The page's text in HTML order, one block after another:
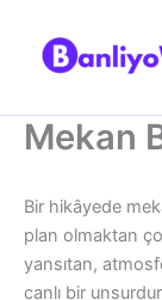
Mekan
Bir hikâyede
plan olmaktan
yansıtan,
canlı bir